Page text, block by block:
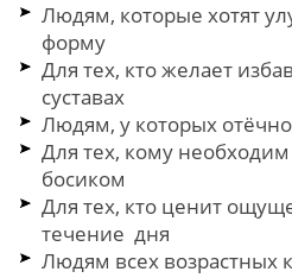
Людям, которые хотят
форму
Для тех, кто желает
суставах
Людям, у которых
Для тех, кому
босиком
Для тех, кто ценит
течение дня
Людям всех возрастных